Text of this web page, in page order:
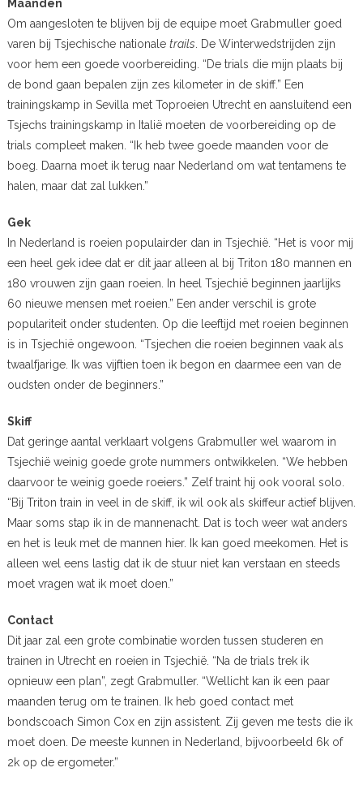
Maanden
Om aangesloten te blijven bij de equipe moet Grabmuller goed
varen bij Tsjechische nationale trails . De Winterwedstrijden zijn
voor hem een goede voorbereiding. “De trials die mijn plaats bij
de bond gaan bepalen zijn zes kilometer in de skiff.” Een
trainingskamp in Sevilla met Toproeien Utrecht en aansluitend een
Tsjechs trainingskamp in Italië moeten de voorbereiding op de
trials compleet maken. “Ik heb twee goede maanden voor de
boeg. Daarna moet ik terug naar Nederland om wat tentamens te
halen, maar dat zal lukken.”
Gek
In Nederland is roeien populairder dan in Tsjechië. “Het is voor mij
een heel gek idee dat er dit jaar alleen al bij Triton 180 mannen en
180 vrouwen zijn gaan roeien. In heel Tsjechië beginnen jaarlijks
60 nieuwe mensen met roeien.” Een ander verschil is grote
populariteit onder studenten. Op die leeftijd met roeien beginnen
is in Tsjechië ongewoon. “Tsjechen die roeien beginnen vaak als
twaalfjarige. Ik was vijftien toen ik begon en daarmee een van de
oudsten onder de beginners.”
Skiff
Dat geringe aantal verklaart volgens Grabmuller wel waarom in
Tsjechië weinig goede grote nummers ontwikkelen. “We hebben
daarvoor te weinig goede roeiers.” Zelf traint hij ook vooral solo.
“Bij Triton train in veel in de skiff, ik wil ook als skiffeur actief blijven.
Maar soms stap ik in de mannenacht. Dat is toch weer wat anders
en het is leuk met de mannen hier. Ik kan goed meekomen. Het is
alleen wel eens lastig dat ik de stuur niet kan verstaan en steeds
moet vragen wat ik moet doen.”
Contact
Dit jaar zal een grote combinatie worden tussen studeren en
trainen in Utrecht en roeien in Tsjechië. “Na de trials trek ik
opnieuw een plan”, zegt Grabmuller. “Wellicht kan ik een paar
maanden terug om te trainen. Ik heb goed contact met
bondscoach Simon Cox en zijn assistent. Zij geven me tests die ik
moet doen. De meeste kunnen in Nederland, bijvoorbeeld 6k of
2k op de ergometer.”